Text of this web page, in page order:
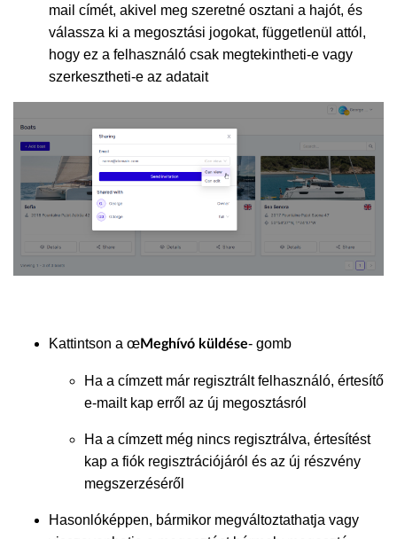
mail címét, akivel meg szeretné osztani a hajót, és
válassza ki a megosztási jogokat, függetlenül attól,
hogy ez a felhasználó csak megtekintheti-e vagy
szerkesztheti-e az adatait
Kattintson a œMeghívó küldése- gomb
Ha a címzett már regisztrált felhasználó, értesítő
e-mailt kap erről az új megosztásról
Ha a címzett még nincs regisztrálva, értesítést
kap a fiók regisztrációjáról és az új részvény
megszerzéséről
Hasonlóképpen, bármikor megváltoztathatja vagy